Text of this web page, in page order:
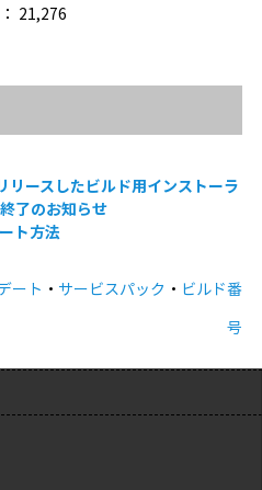
スパック（11300_11312から
21,276
リースしたビルド用インストーラ
了のお知らせ
ト方法
ート ・ サービスパック ・ ビルド番
号